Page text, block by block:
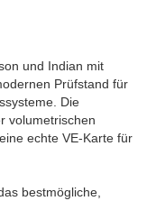
und Indian mit
Prüfstand für
Die
volumetrischen
echte VE-Karte für
bestmögliche,